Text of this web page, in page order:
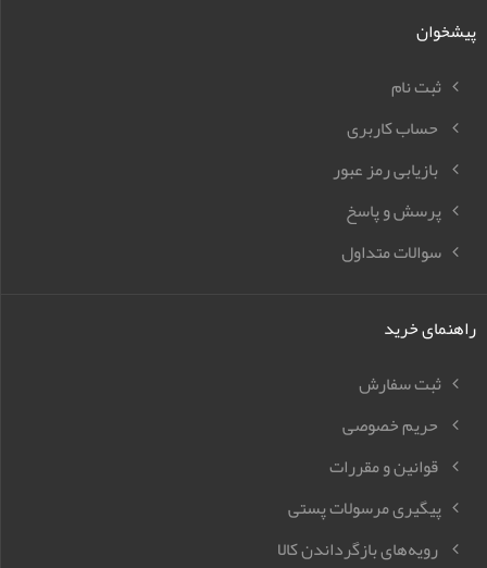
پیشخوان
ثبت نام
حساب کاربری
بازیابی رمز عبور
پرسش و پاسخ
سوالات متداول
راهنمای خرید
ثبت سفارش
حریم خصوصی
قوانین و مقررات
پیگیری مرسولات پستی
رویه‌های بازگرداندن کالا